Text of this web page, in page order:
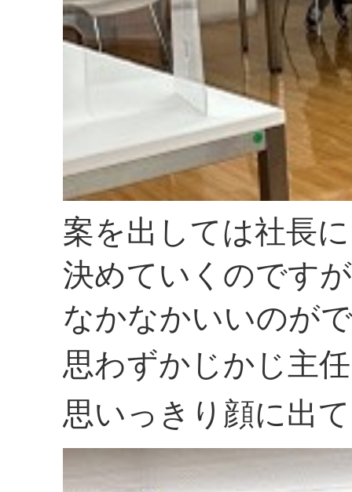
案を出しては社長
決めていくのです
なかなかいいのが
思わずかじかじ主
思いっきり顔に出